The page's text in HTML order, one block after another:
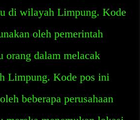
di wilayah Limpung. Kode
oleh pemerintah
orang dalam melacak
Limpung. Kode pos ini
beberapa perusahaan